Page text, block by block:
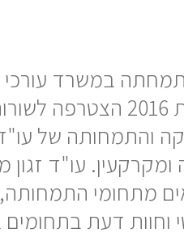
במשרד
והתמחותה של
ומקרקעין. עו"ד זגון
מתחומי התמחותה,
וחוות דעת